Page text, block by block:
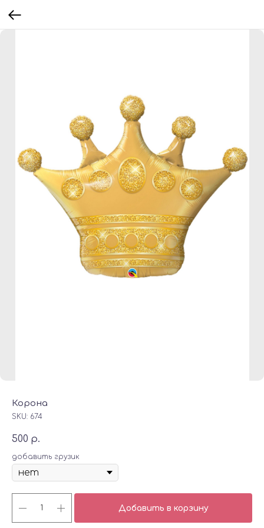
Корона
SKU: 674
500 р.
добавить грузик
Добавить в корзину